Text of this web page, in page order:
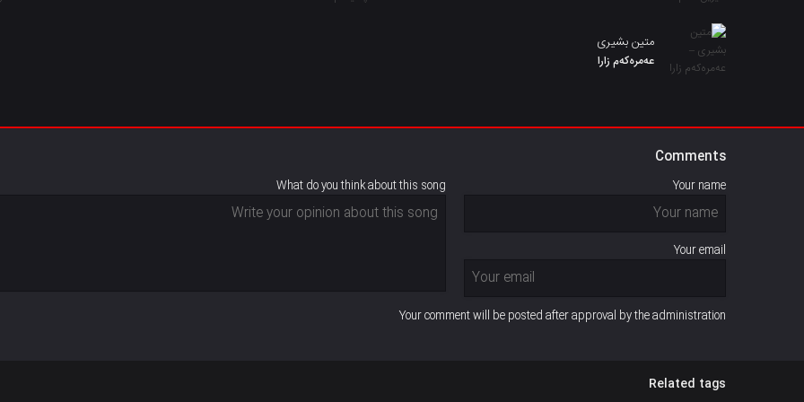
متین بشیری
عەمرەکەم زارا
Comments
Your name
Your email
What do you think about this song
Your comment will be posted after approval by the administration
Related tags